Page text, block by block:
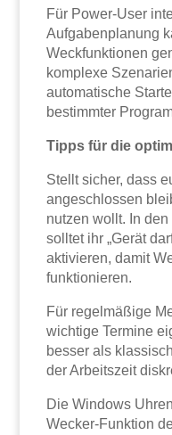
Für Power-User
Aufgabenplanung
Weckfunktionen
komplexe
automatische
bestimmter
Tipps für die
Stellt sicher, dass
angeschlossen
nutzen wollt. In
solltet ihr „Gerät
aktivieren, damit
funktionieren.
Für regelmäßige
wichtige Termine
besser als
der Arbeitszeit
Die Windows
Wecker-Funktion